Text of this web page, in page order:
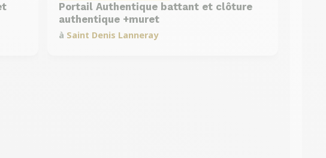
Portail Authentique battant et clôture
authentique +muret
à Saint Denis Lanneray